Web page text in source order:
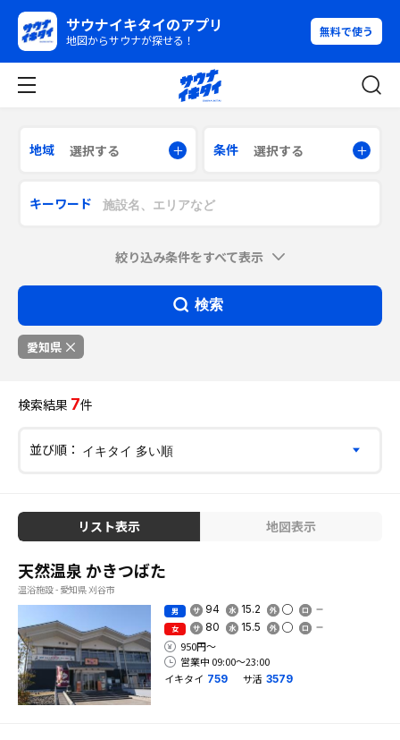
サウナイキタイのアプリ
地図からサウナが探せる！
無料で使う
地域 選択する 条件 選択する
キーワード
絞り込み条件をすべて表示
検索
愛知県
検索結果 7件
並び順：
リスト表示 地図表示
天然温泉 かきつばた
温浴施設 - 愛知県 刈谷市
男 94 15.2
女 80 15.5
950円〜
営業中 09:00〜23:00
イキタイ 759 サ活 3579